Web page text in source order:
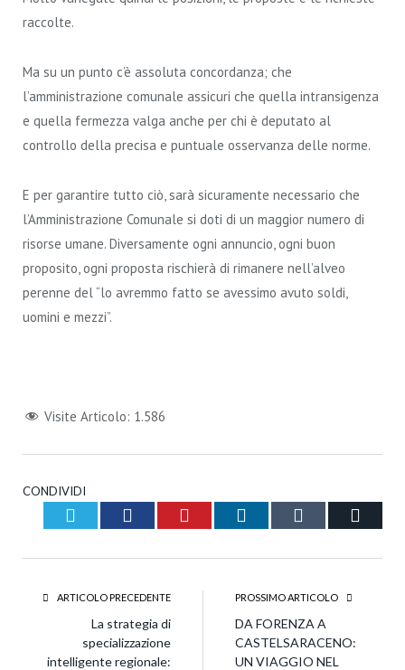
raccolte.
Ma su un punto c’è assoluta concordanza; che
l’amministrazione comunale assicuri che quella intransigenza
e quella fermezza valga anche per chi è deputato al
controllo della precisa e puntuale osservanza delle norme.
E per garantire tutto ciò, sarà sicuramente necessario che
l’Amministrazione Comunale si doti di un maggior numero di
risorse umane. Diversamente ogni annuncio, ogni buon
proposito, ogni proposta rischierà di rimanere nell’alveo
perenne del “lo avremmo fatto se avessimo avuto soldi,
uomini e mezzi”.
Visite Articolo: 1.586
CONDIVIDI
Twitter Facebook Pinterest LinkedIn Tumblr
ARTICOLO PRECEDENTE
La strategia di
specializzazione
intelligente regionale:
PROSSIMO ARTICOLO
DA FORENZA A
CASTELSARACENO:
UN VIAGGIO NEL